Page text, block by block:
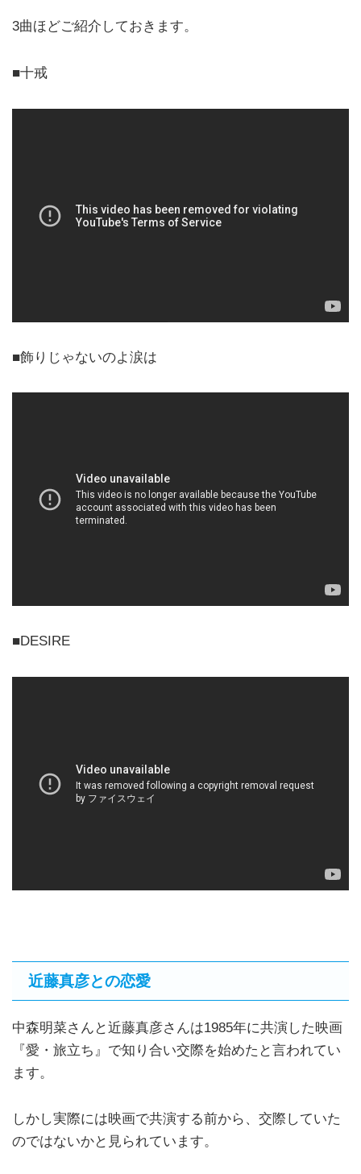
3曲ほどご紹介しておきます。
■十戒
■飾りじゃないのよ涙は
■DESIRE
近藤真彦との恋愛
中森明菜さんと近藤真彦さんは1985年に共演した映画
『愛・旅立ち』で知り合い交際を始めたと言われてい
ます。
しかし実際には映画で共演する前から、交際していた
のではないかと見られています。